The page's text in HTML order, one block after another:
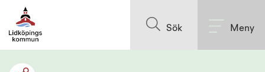
Sök Meny